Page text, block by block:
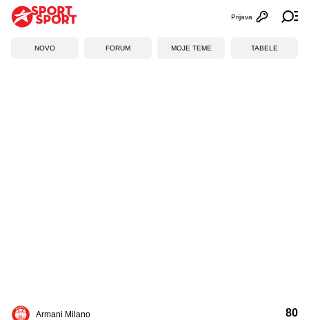
Otvori
Prijava
NOVO FORUM MOJE TEME TABELE
Armani Milano 80